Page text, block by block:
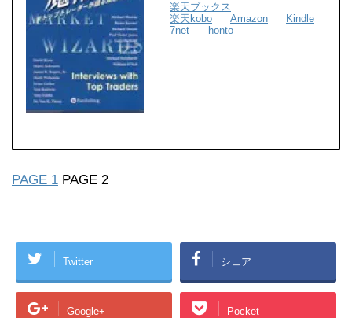
楽天ブックス
楽天kobo
Amazon
Kindle
7net
honto
PAGE 1 PAGE 2
Twitter シェア
Google+ Pocket